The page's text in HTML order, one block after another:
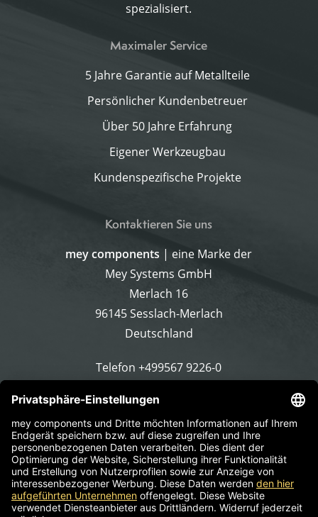
spezialisiert.
Maximaler Service
5 Jahre Garantie auf Metallteile
Persönlicher Kundenbetreuer
Über 50 Jahre Erfahrung
Eigener Werkzeugbau
Kundenspezifische Projekte
Kontaktieren Sie uns
mey components | eine Marke der
Mey Systems GmbH
Merlach 16
96145 Sesslach-Merlach
Deutschland
Telefon+499567 9226-0
E-Mail schreiben